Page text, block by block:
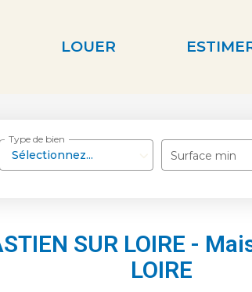
LOUER
Sélectionnez...
Type de bien
Surface min
SUR LOIRE -
LOIRE